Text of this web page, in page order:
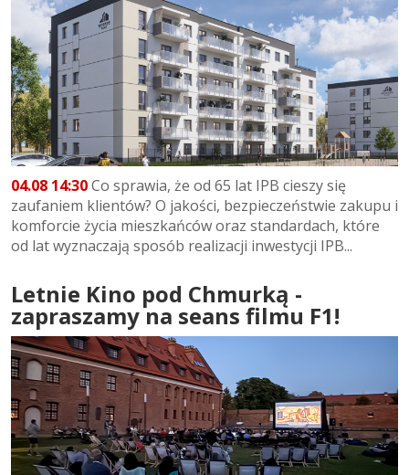
04.08 14:30Co sprawia, że od 65 lat IPB cieszy się
zaufaniem klientów? O jakości, bezpieczeństwie zakupu i
komforcie życia mieszkańców oraz standardach, które
od lat wyznaczają sposób realizacji inwestycji IPB...
Letnie Kino pod Chmurką -
zapraszamy na seans filmu F1!